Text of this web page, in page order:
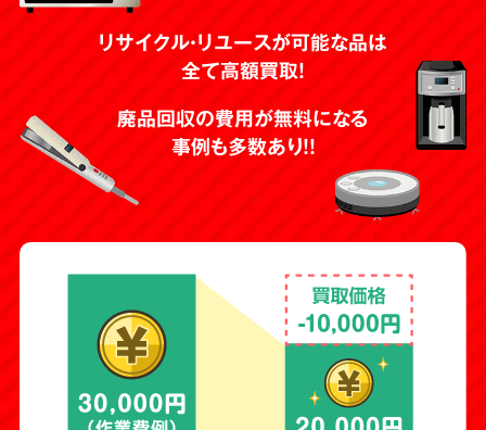
リサイクル・リユースが可能な品は
全て高額買取！
廃品回収の費用が無料になる
事例も多数あり！！